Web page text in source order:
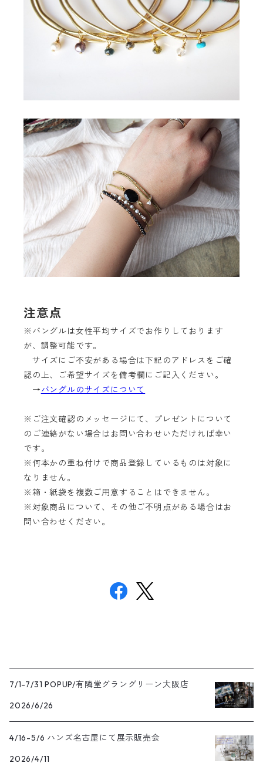
注意点
※バングルは女性平均サイズでお作りしております
が、調整可能です。
サイズにご不安がある場合は下記のアドレスをご確
認の上、ご希望サイズを備考欄にご記入ください。
→バングルのサイズについて
※ご注文確認のメッセージにて、プレゼントについて
のご連絡がない場合はお問い合わせいただければ幸い
です。
※何本かの重ね付けで商品登録しているものは対象に
なりません。
※箱・紙袋を複数ご用意することはできません。
※対象商品について、その他ご不明点がある場合はお
問い合わせください。
7/1-7/31 POPUP/有隣堂グラングリーン大阪店
2026/6/26
4/16-5/6 ハンズ名古屋にて展示販売会
2026/4/11